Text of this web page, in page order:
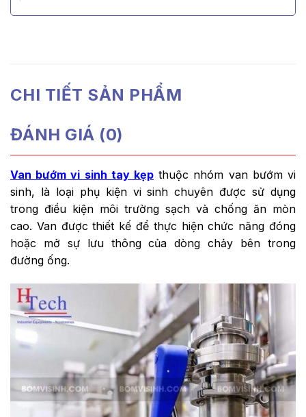
CHI TIẾT SẢN PHẨM
ĐÁNH GIÁ (0)
Van bướm vi sinh tay kẹp thuộc nhóm van bướm vi
sinh, là loại phụ kiện vi sinh chuyên được sử dụng
trong điều kiện môi trường sạch và chống ăn mòn
cao. Van được thiết kế để thực hiện chức năng đóng
hoặc mở sự lưu thông của dòng chảy bên trong
đường ống.